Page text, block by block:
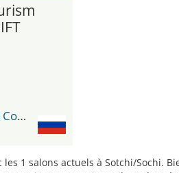
Zhemchuzhina Hotel Complex
les 1 salons actuels à Sotchi/Sochi.